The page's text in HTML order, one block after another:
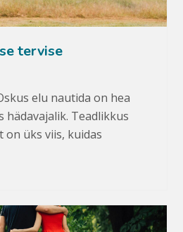
tervise
elu nautida on hea
hädavajalik. Teadlikkus
on üks viis, kuidas